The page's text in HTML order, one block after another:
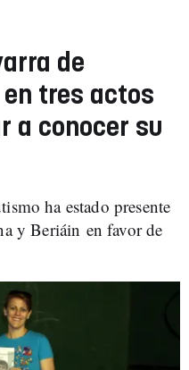
de
tres actos
a conocer su
ha estado presente
y Beriáin en favor de